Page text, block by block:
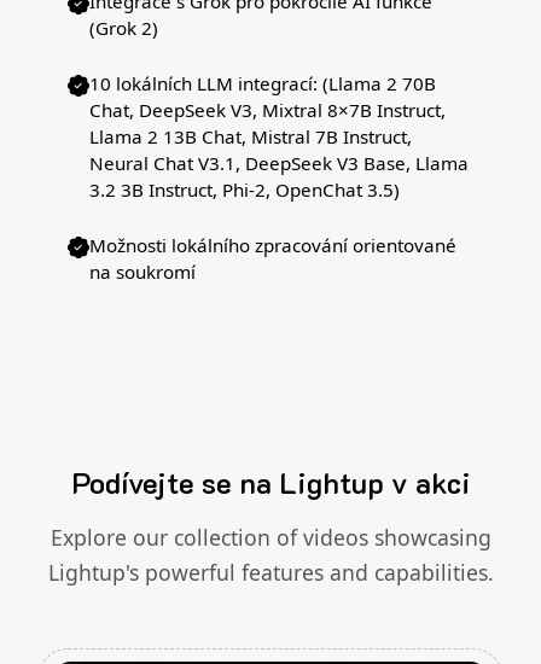
(Grok 2)
10 lokálních LLM integrací: (Llama 2 70B
Chat, DeepSeek V3, Mixtral 8×7B Instruct,
Llama 2 13B Chat, Mistral 7B Instruct,
Neural Chat V3.1, DeepSeek V3 Base, Llama
3.2 3B Instruct, Phi-2, OpenChat 3.5)
Možnosti lokálního zpracování orientované
na soukromí
Podívejte se na Lightup v akci
Explore our collection of videos showcasing
Lightup's powerful features and capabilities.